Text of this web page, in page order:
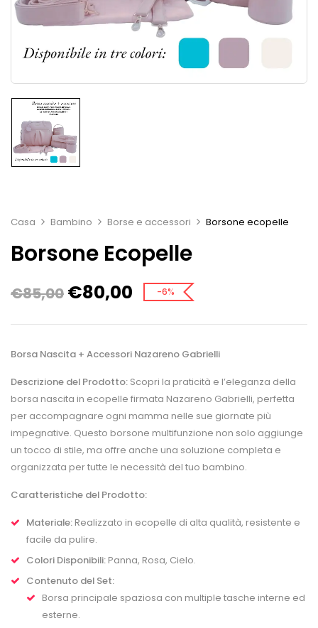
Casa Bambino Borse e accessori Borsone ecopelle
Borsone Ecopelle
€85,00 €80,00 -6%
Borsa Nascita + Accessori Nazareno Gabrielli
Descrizione del Prodotto: Scopri la praticità e l’eleganza della
borsa nascita in ecopelle firmata Nazareno Gabrielli, perfetta
per accompagnare ogni mamma nelle sue giornate più
impegnative. Questo borsone multifunzione non solo aggiunge
un tocco di stile, ma offre anche una soluzione completa e
organizzata per tutte le necessità del tuo bambino.
Caratteristiche del Prodotto:
Materiale: Realizzato in ecopelle di alta qualità, resistente e
facile da pulire.
Colori Disponibili: Panna, Rosa, Cielo.
Contenuto del Set:
Borsa principale spaziosa con multiple tasche interne ed
esterne.